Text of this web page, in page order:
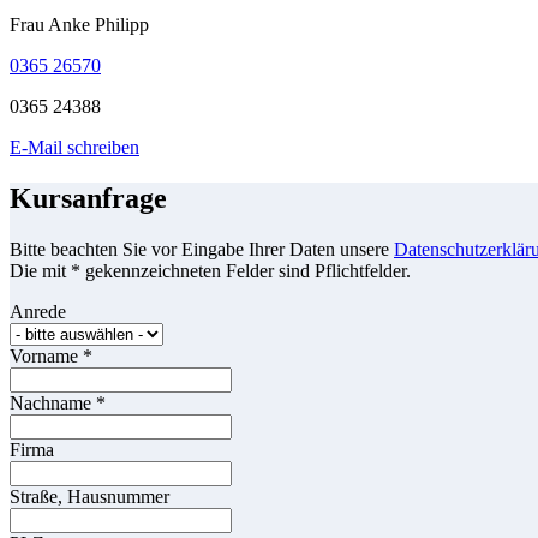
Frau Anke Philipp
0365 26570
0365 24388
E-Mail schreiben
Kursanfrage
Bitte beachten Sie vor Eingabe Ihrer Daten unsere
Die mit * gekennzeichneten Felder sind Pflichtfelder.
Anrede
Vorname *
Nachname *
Firma
Straße, Hausnummer